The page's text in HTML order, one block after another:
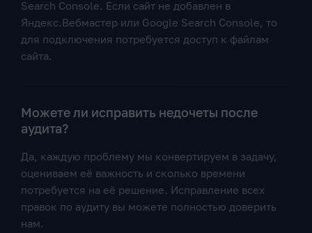
Search Console. Если сайт не добавлен в
Яндекс.Вебмастер или Google Search Console, то
для подключения потребуется доступ к файлам
сайта.
Можете ли исправить недочеты после
аудита?
Да, каждую проблему мы конвертируем в задачу,
оцениваем её важность и сколько времени
потребуется на её решение. Исправление всех
правок по аудиту вы можете полностью доверить
нам.